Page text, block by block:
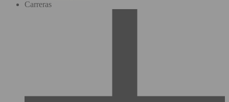
Carreras